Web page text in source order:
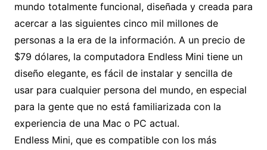
mundo totalmente funcional, diseñada y creada para
acercar a las siguientes cinco mil millones de
personas a la era de la información. A un precio de
$79 dólares, la computadora Endless Mini tiene un
diseño elegante, es fácil de instalar y sencilla de
usar para cualquier persona del mundo, en especial
para la gente que no está familiarizada con la
experiencia de una Mac o PC actual.
Endless Mini, que es compatible con los más